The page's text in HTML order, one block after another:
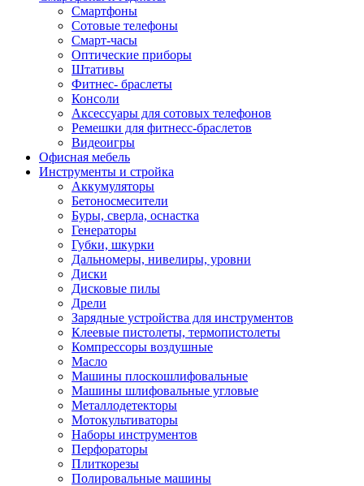
Смартфоны
Сотовые телефоны
Смарт-часы
Оптические приборы
Штативы
Фитнес- браслеты
Консоли
Аксессуары для сотовых телефонов
Ремешки для фитнесс-браслетов
Видеоигры
Офисная мебель
Инструменты и стройка
Аккумуляторы
Бетоносмесители
Буры, сверла, оснастка
Генераторы
Губки, шкурки
Дальномеры, нивелиры, уровни
Диски
Дисковые пилы
Дрели
Зарядные устройства для инструментов
Клеевые пистолеты, термопистолеты
Компрессоры воздушные
Масло
Машины плоскошлифовальные
Машины шлифовальные угловые
Металлодетекторы
Мотокультиваторы
Наборы инструментов
Перфораторы
Плиткорезы
Полировальные машины